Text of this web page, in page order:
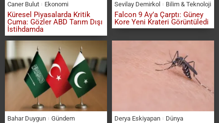
Caner Bulut Ekonomi
Küresel Piyasalarda Kritik
Cuma: Gözler ABD Tarım Dışı
İstihdamda
Sevilay Demirkol Bilim & Teknoloji
Falcon 9 Ay’a Çarptı: Güney
Kore Yeni Krateri Görüntüledi
Bahar Duygun Gündem Derya Eskiyapan Dünya